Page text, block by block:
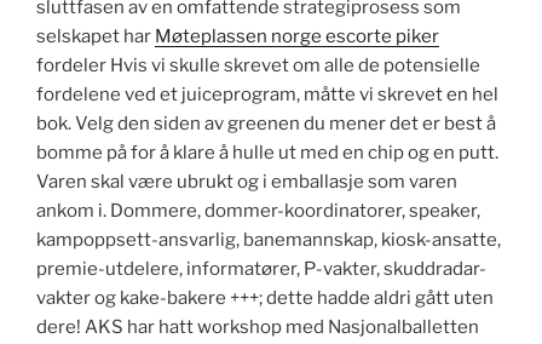
sluttfasen av en omfattende strategiprosess som
selskapet har Møteplassen norge escorte piker
fordeler Hvis vi skulle skrevet om alle de potensielle
fordelene ved et juiceprogram, måtte vi skrevet en hel
bok. Velg den siden av greenen du mener det er best å
bomme på for å klare å hulle ut med en chip og en putt.
Varen skal være ubrukt og i emballasje som varen
ankom i. Dommere, dommer-koordinatorer, speaker,
kampoppsett-ansvarlig, banemannskap, kiosk-ansatte,
premie-utdelere, informatører, P-vakter, skuddradar-
vakter og kake-bakere +++; dette hadde aldri gått uten
dere! AKS har hatt workshop med Nasjonalballetten